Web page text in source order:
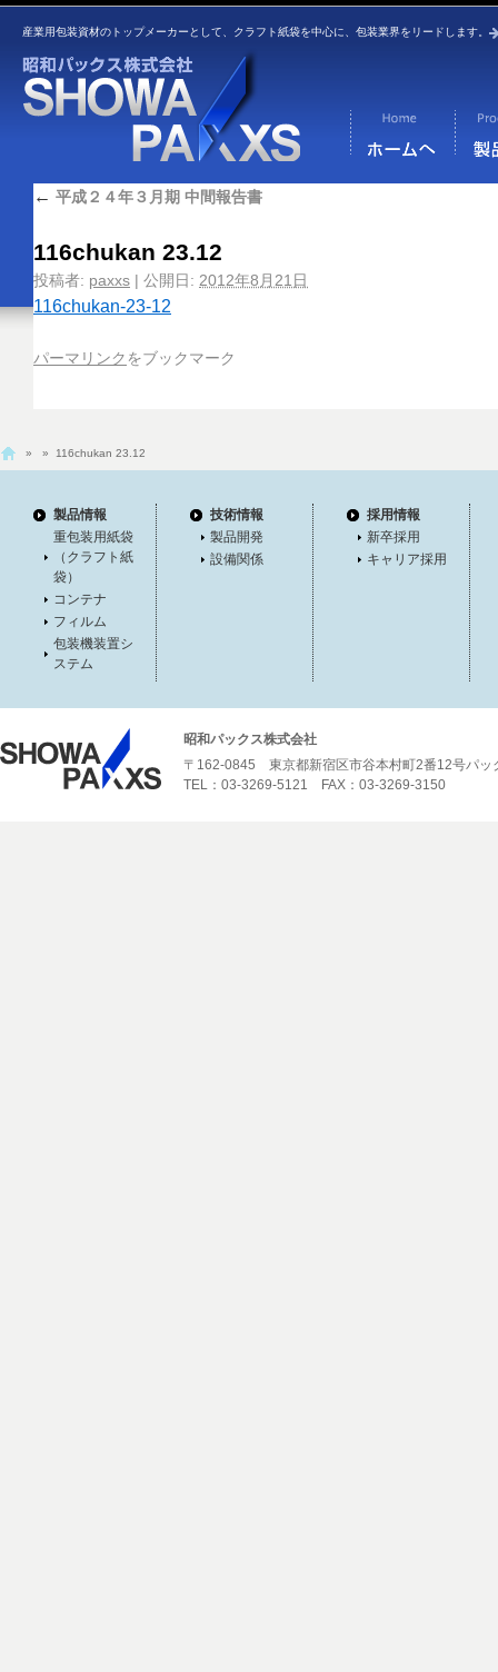
産業用包装資材のトップメーカーとして、クラフト紙袋を中心に、包装業界をリードします。
← 平成２４年３月期 中間報告書
116chukan 23.12
投稿者: paxxs | 公開日: 2012年8月21日
116chukan-23-12
パーマリンク をブックマーク
» » 116chukan 23.12
製品情報
重包装用紙袋
（クラフト紙
袋）
コンテナ
フィルム
包装機装置シ
ステム
技術情報
製品開発
設備関係
採用情報
新卒採用
キャリア採用
昭和パックス株式会社
〒162-0845 東京都新宿区市谷本村町2番12号パッ
TEL：03-3269-5121 FAX：03-3269-3150